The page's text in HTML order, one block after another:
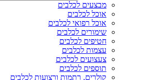
מבצעים לכלבים
אוכל לכלבים
אוכל רפואי לכלבים
שימורים לכלבים
חטיפים לכלבים
עצמות לכלבים
צעצועים לכלבים
תוספים לכלבים
קולרים, רתמות ורצועות לכלבים